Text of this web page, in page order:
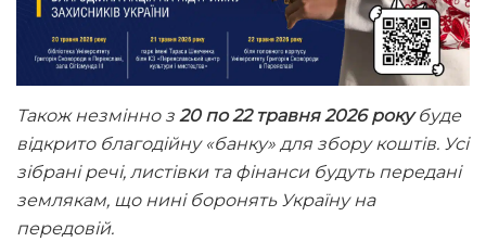
Також незмінно з 20 по 22 травня 2026 рокубуде
відкрито благодійну «банку» для збору коштів. Усі
зібрані речі, листівки та фінанси будуть передані
землякам, що нині боронять Україну на
передовій.